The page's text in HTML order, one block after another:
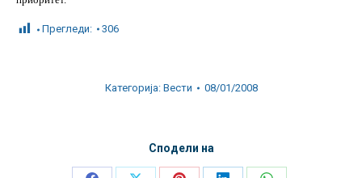
Прегледи: 306
Категорија: Вести 08/01/2008
Сподели на